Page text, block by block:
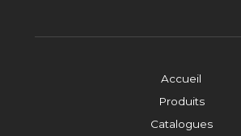
Accueil
Produits
Catalogues